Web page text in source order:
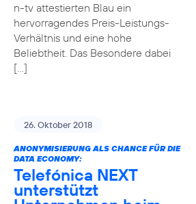
n-tv attestierten Blau ein
hervorragendes Preis-Leistungs-
Verhältnis und eine hohe
Beliebtheit. Das Besondere dabei
[…]
26. Oktober 2018
ANONYMISIERUNG ALS CHANCE FÜR DIE
DATA ECONOMY:
Telefónica NEXT
unterstützt